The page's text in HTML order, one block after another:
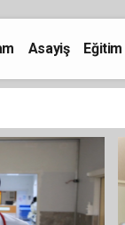
Asayiş Eğitim